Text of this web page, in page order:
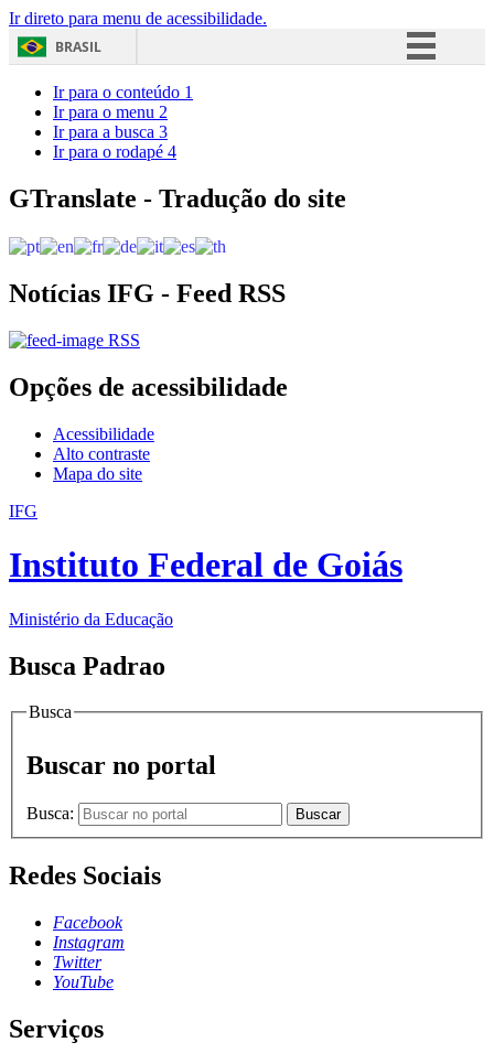
Ir direto para menu de acessibilidade.
BRASIL
Acesso à informação
Ir para o conteúdo 1
Ir para o menu 2
Ir para a busca 3
Ir para o rodapé 4
GTranslate - Tradução do site
Notícias IFG - Feed RSS
RSS
Opções de acessibilidade
Acessibilidade
Alto contraste
Mapa do site
IFG
Instituto Federal de Goiás
Ministério da Educação
Busca Padrao
Busca
Buscar no portal
Busca: Buscar
Redes Sociais
Facebook
Instagram
Twitter
YouTube
Serviços